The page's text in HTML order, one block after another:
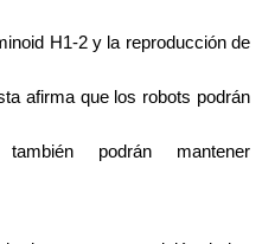
H1-2 y la reproducción de
afirma que los robots podrán
podrán mantener